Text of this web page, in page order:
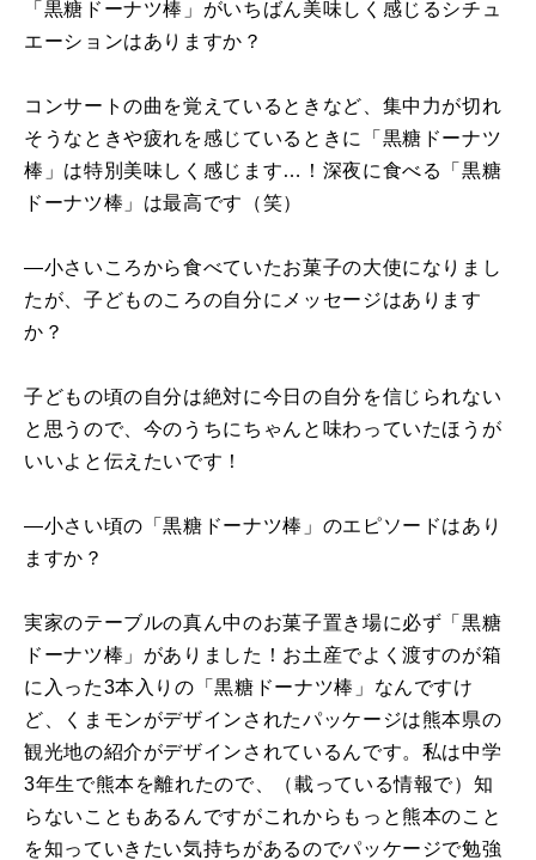
「黒糖ドーナツ棒」がいちばん美味しく感じるシチュ
エーションはありますか？
コンサートの曲を覚えているときなど、集中力が切れ
そうなときや疲れを感じているときに「黒糖ドーナツ
棒」は特別美味しく感じます…！深夜に食べる「黒糖
ドーナツ棒」は最高です（笑）
―小さいころから食べていたお菓子の大使になりまし
たが、子どものころの自分にメッセージはあります
か？
子どもの頃の自分は絶対に今日の自分を信じられない
と思うので、今のうちにちゃんと味わっていたほうが
いいよと伝えたいです！
―小さい頃の「黒糖ドーナツ棒」のエピソードはあり
ますか？
実家のテーブルの真ん中のお菓子置き場に必ず「黒糖
ドーナツ棒」がありました！お土産でよく渡すのが箱
に入った3本入りの「黒糖ドーナツ棒」なんですけ
ど、くまモンがデザインされたパッケージは熊本県の
観光地の紹介がデザインされているんです。私は中学
3年生で熊本を離れたので、（載っている情報で）知
らないこともあるんですがこれからもっと熊本のこと
を知っていきたい気持ちがあるのでパッケージで勉強